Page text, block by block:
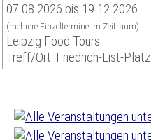
07.08.2026 bis 19.12.2026
(mehrere Einzeltermine im Zeitraum)
Leipzig Food Tours
Treff/Ort: Friedrich-List-Platz